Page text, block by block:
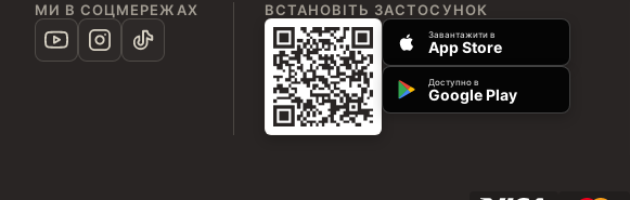
МИ В СОЦМЕРЕЖАХ ВСТАНОВІТЬ ЗАСТОСУНОК
Завантажити в
App Store
Доступно в
Google Play